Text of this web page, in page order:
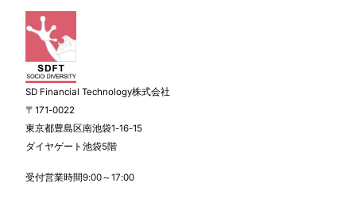
SD Financial Technology株式会社
〒171-0022
東京都豊島区南池袋1-16-15
ダイヤゲート池袋5階
受付営業時間9:00～17:00